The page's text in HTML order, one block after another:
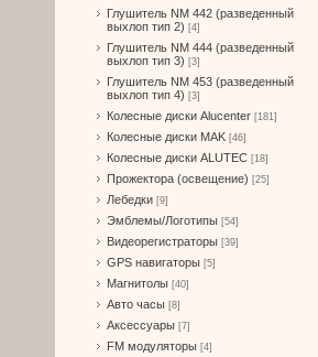
Глушитель NM 442 (разведенный
выхлоп тип 2) [4]
Глушитель NM 444 (разведенный
выхлоп тип 3) [3]
Глушитель NM 453 (разведенный
выхлоп тип 4) [3]
Колесные диски Alucenter [181]
Колесные диски MAK [46]
Колесные диски ALUTEC [18]
Прожектора (освещение) [25]
Лебедки [9]
Эмблемы/Логотипы [54]
Видеорегистраторы [39]
GPS навигаторы [5]
Магнитолы [40]
Авто часы [8]
Аксессуары [7]
FM модуляторы [4]